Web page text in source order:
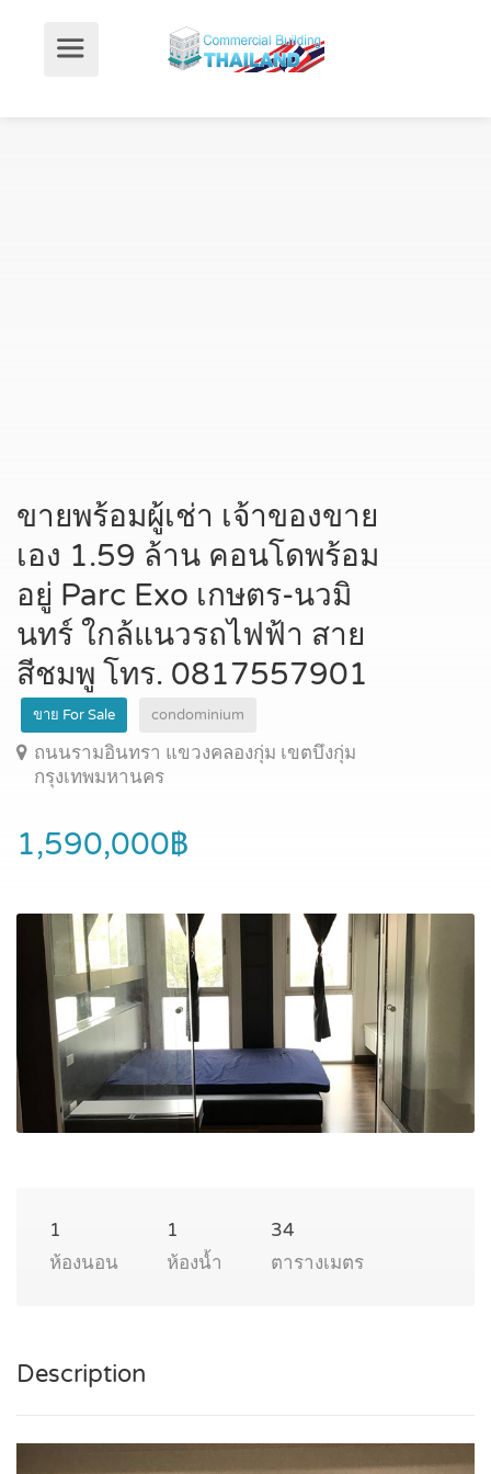
ขายพร้อมผู้เช่า เจ้าของขาย
เอง 1.59 ล้าน คอนโดพร้อม
อยู่ Parc Exo เกษตร-นวมิ
นทร์ ใกล้แนวรถไฟฟ้า สาย
สีชมพู โทร. 0817557901
ขาย For Sale condominium
ถนนรามอินทรา แขวงคลองกุ่ม เขตบึงกุ่ม
กรุงเทพมหานคร
1,590,000฿
1
ห้องนอน
1
ห้องน้ำ
34
ตารางเมตร
Description